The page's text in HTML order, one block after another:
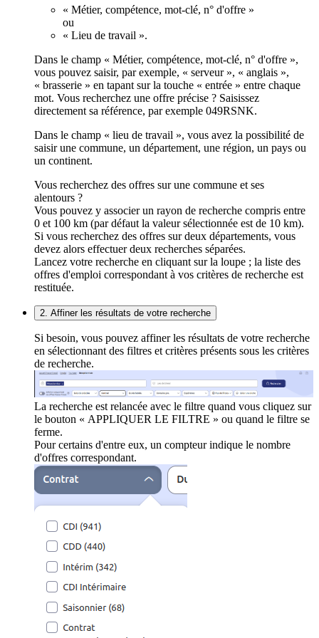
« Métier, compétence, mot-clé, n° d'offre »
ou
« Lieu de travail ».
Dans le champ « Métier, compétence, mot-clé, n° d'offre »,
vous pouvez saisir, par exemple, « serveur », « anglais »,
« brasserie » en tapant sur la touche « entrée » entre chaque
mot. Vous recherchez une offre précise ? Saisissez
directement sa référence, par exemple 049RSNK.
Dans le champ « lieu de travail », vous avez la possibilité de
saisir une commune, un département, une région, un pays ou
un continent.
Vous recherchez des offres sur une commune et ses
alentours ?
Vous pouvez y associer un rayon de recherche compris entre
0 et 100 km (par défaut la valeur sélectionnée est de 10 km).
Si vous recherchez des offres sur deux départements, vous
devez alors effectuer deux recherches séparées.
Lancez votre recherche en cliquant sur la loupe ; la liste des
offres d'emploi correspondant à vos critères de recherche est
restituée.
2. Affiner les résultats de votre recherche
Si besoin, vous pouvez affiner les résultats de votre recherche
en sélectionnant des filtres et critères présents sous les critères
de recherche.
La recherche est relancée avec le filtre quand vous cliquez sur
le bouton « APPLIQUER LE FILTRE » ou quand le filtre se
ferme.
Pour certains d'entre eux, un compteur indique le nombre
d'offres correspondant.